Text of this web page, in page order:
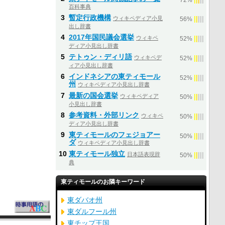
百科事典
3 暫定行政機構 ウィキペディア小見
出し辞書
56%
4 2017年国民議会選挙 ウィキペ
ディア小見出し辞書
52%
5 テトゥン・ディリ語 ウィキペデ
ィア小見出し辞書
52%
6 インドネシアの東ティモール
州 ウィキペディア小見出し辞書
52%
7 最新の国会選挙 ウィキペディア
小見出し辞書
50%
8 参考資料・外部リンク ウィキペ
ディア小見出し辞書
50%
9 東ティモールのフェジョアー
ダ ウィキペディア小見出し辞書
50%
10 東ティモール独立 日本語表現辞
典
50%
東ティモールのお隣キーワード
東ダバオ州
東ダルフール州
東チップ王国